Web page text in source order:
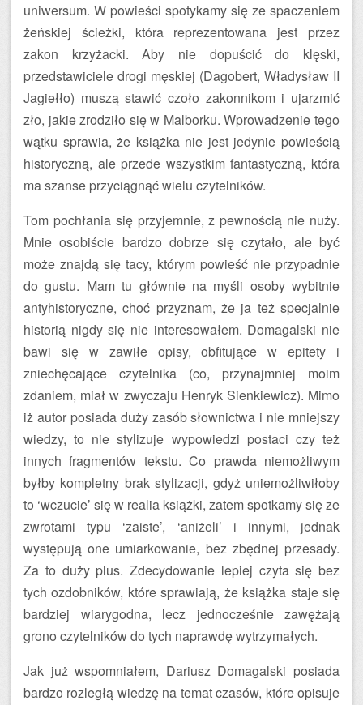
uniwersum. W powieści spotykamy się ze spaczeniem
żeńskiej ścieżki, która reprezentowana jest przez
zakon krzyżacki. Aby nie dopuścić do klęski,
przedstawiciele drogi męskiej (Dagobert, Władysław II
Jagiełło) muszą stawić czoło zakonnikom i ujarzmić
zło, jakie zrodziło się w Malborku. Wprowadzenie tego
wątku sprawia, że książka nie jest jedynie powieścią
historyczną, ale przede wszystkim fantastyczną, która
ma szanse przyciągnąć wielu czytelników.
Tom pochłania się przyjemnie, z pewnością nie nuży.
Mnie osobiście bardzo dobrze się czytało, ale być
może znajdą się tacy, którym powieść nie przypadnie
do gustu. Mam tu głównie na myśli osoby wybitnie
antyhistoryczne, choć przyznam, że ja też specjalnie
historią nigdy się nie interesowałem. Domagalski nie
bawi się w zawiłe opisy, obfitujące w epitety i
zniechęcające czytelnika (co, przynajmniej moim
zdaniem, miał w zwyczaju Henryk Sienkiewicz). Mimo
iż autor posiada duży zasób słownictwa i nie mniejszy
wiedzy, to nie stylizuje wypowiedzi postaci czy też
innych fragmentów tekstu. Co prawda niemożliwym
byłby kompletny brak stylizacji, gdyż uniemożliwiłoby
to ‘wczucie’ się w realia książki, zatem spotkamy się ze
zwrotami typu ‘zaiste’, ‘aniżeli’ i innymi, jednak
występują one umiarkowanie, bez zbędnej przesady.
Za to duży plus. Zdecydowanie lepiej czyta się bez
tych ozdobników, które sprawiają, że książka staje się
bardziej wiarygodna, lecz jednocześnie zawężają
grono czytelników do tych naprawdę wytrzymałych.
Jak już wspomniałem, Dariusz Domagalski posiada
bardzo rozległą wiedzę na temat czasów, które opisuje